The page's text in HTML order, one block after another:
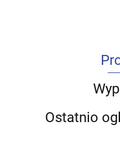
Ostatnio